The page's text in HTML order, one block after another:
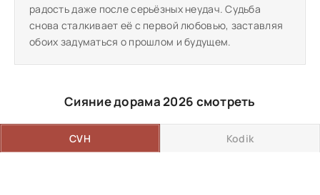
радость даже после серьёзных неудач. Судьба
снова сталкивает её с первой любовью, заставляя
обоих задуматься о прошлом и будущем.
Сияние дорама 2026 смотреть
CVH Kodik